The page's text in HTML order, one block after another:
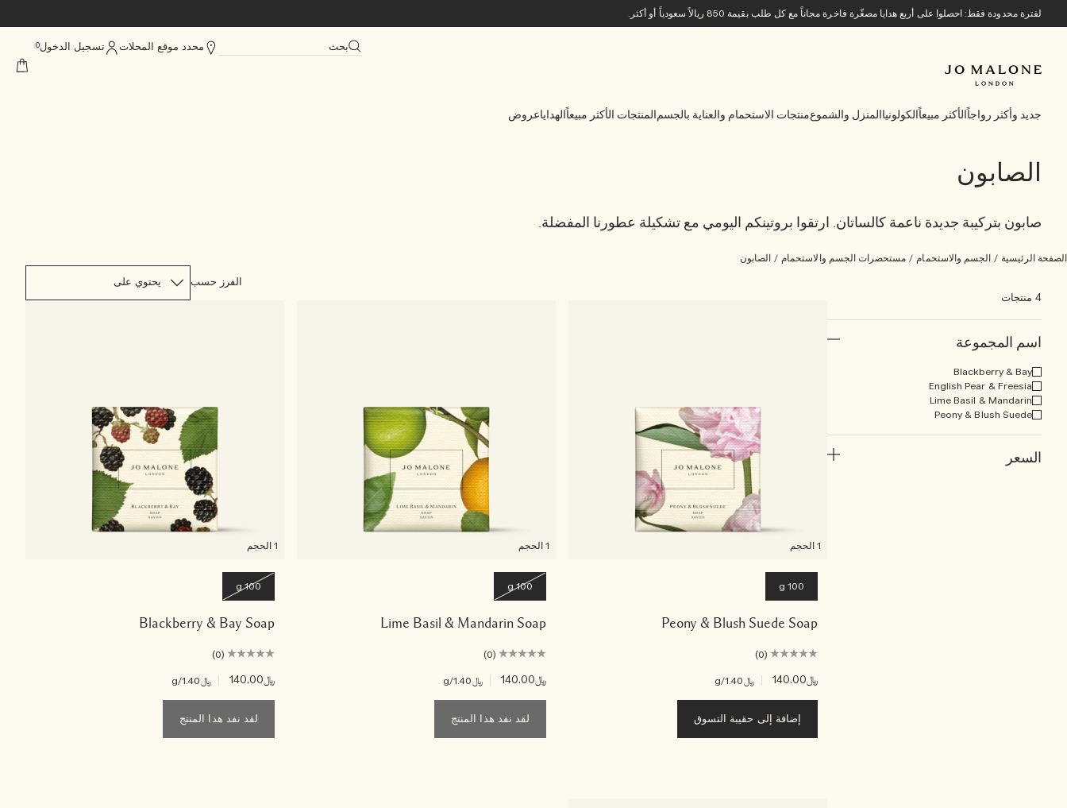
لفترة محدودة فقط: احصلوا على أربع هدايا مصغّرة فاخرة مجاناً مع كل طلب بقيمة 850 ريالاً سعودياً أو أكثر.
بحث محدد موقع المحلات تسجيل الدخول0
جديد وأكثر رواجاً الأكثر مبيعاً الكولونيا المنزل والشموعمنتجات الاستحمام والعناية بالجسم المنتجات الأكثر مبيعاً الهداياعروض
الصابون
صابون بتركيبة جديدة ناعمة كالساتان. ارتقوا بروتينكم اليومي مع تشكيلة عطورنا المفضلة.
الصفحة الرئيسية / الجسم والاستحمام / مستحضرات الجسم والاستحمام / الصابون
4 منتجات
اسم المجموعة
Blackberry & Bay
English Pear & Freesia
Lime Basil & Mandarin
Peony & Blush Suede
السعر
الفرز حسب
1 الحجم
100 g
Peony & Blush Suede Soap
(0)
﷼140.00 ﷼1.40 /g
إضافة إلى حقيبة التسوق
1 الحجم
100 g
Lime Basil & Mandarin Soap
(0)
﷼140.00 ﷼1.40 /g
لقد نفد هذا المنتج
1 الحجم
100 g
Blackberry & Bay Soap
(0)
﷼140.00 ﷼1.40 /g
لقد نفد هذا المنتج